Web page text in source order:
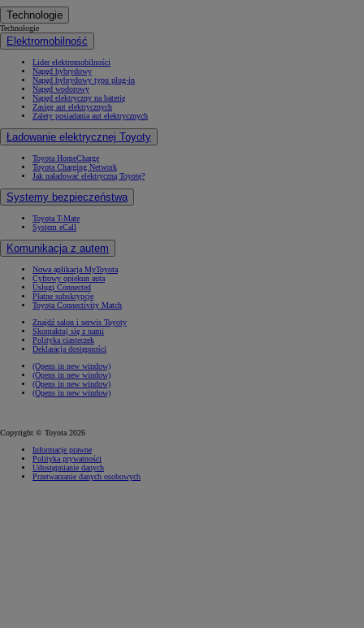
Technologie
Technologie
Elektromobilność
Lider elektromobilności
Napęd hybrydowy
Napęd hybrydowy typu plug-in
Napęd wodorowy
Napęd elektryczny na baterię
Zasięg aut elektrycznych
Zalety posiadania aut elektrycznych
Ładowanie elektrycznej Toyoty
Toyota HomeCharge
Toyota Charging Network
Jak naładować elektryczną Toyotę?
Systemy bezpieczeństwa
Toyota T-Mate
System eCall
Komunikacja z autem
Nowa aplikacja MyToyota
Cyfrowy opiekun auta
Usługi Connected
Płatne subskrypcje
Toyota Connectivity Match
Znajdź salon i serwis Toyoty
Skontaktuj się z nami
Polityka ciasteczek
Deklaracja dostępności
(Opens in new window)
(Opens in new window)
(Opens in new window)
(Opens in new window)
Copyright © Toyota 2026
Informacje prawne
Polityka prywatności
Udostępnianie danych
Przetwarzanie danych osobowych